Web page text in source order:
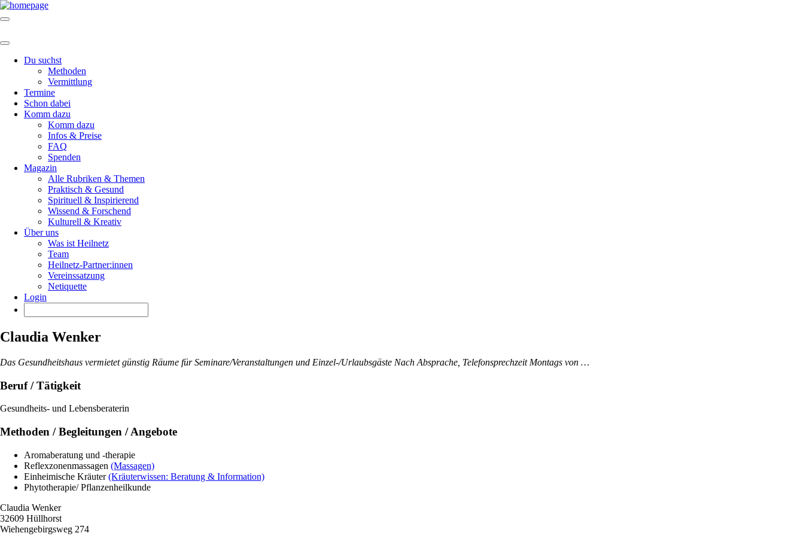
Du suchst
Methoden
Vermittlung
Termine
Schon dabei
Komm dazu
Komm dazu
Infos & Preise
FAQ
Spenden
Magazin
Alle Rubriken & Themen
Praktisch & Gesund
Spirituell & Inspirierend
Wissend & Forschend
Kulturell & Kreativ
Über uns
Was ist Heilnetz
Team
Heilnetz-Partner:innen
Vereinssatzung
Netiquette
Login
Claudia Wenker
Das Gesundheitshaus vermietet günstig Räume für Seminare/Veranstaltungen und Einzel-/Urlaubsgäste Nach Absprache, Telefonsprechzeit Montags von …
Beruf / Tätigkeit
Gesundheits- und Lebensberaterin
Methoden / Begleitungen / Angebote
Aromaberatung und -therapie
Reflexzonenmassagen (Massagen)
Einheimische Kräuter(Kräuterwissen: Beratung & Information)
Phytotherapie/ Pflanzenheilkunde
Claudia Wenker
32609 Hüllhorst
Wiehengebirgsweg 274